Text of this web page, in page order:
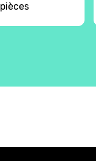
pièces